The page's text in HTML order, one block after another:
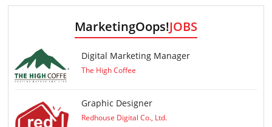
MarketingOops!JOBS
Digital Marketing Manager
The High Coffee
Graphic Designer
Redhouse Digital Co., Ltd.